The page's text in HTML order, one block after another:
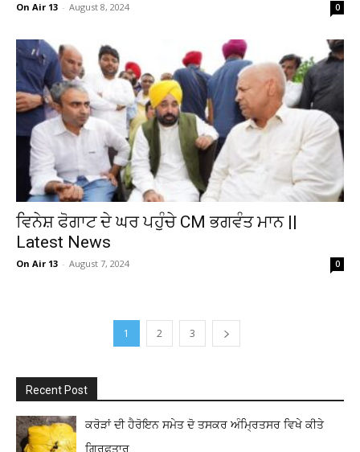
On Air 13 - August 8, 2024 0
ਵਿਨੇਸ਼ ਫੋਗਾਟ ਦੇ ਘਰ ਪਹੁੰਚੇ CM ਭਗਵੰਤ ਮਾਨ ||
Latest News
On Air 13 - August 7, 2024 0
1 2 3
Recent Post
ਕਰੋੜਾਂ ਦੀ ਹੈਰੋਇਨ ਸਮੇਤ ਦੋ ਤਸਕਰ ਅੰਮ੍ਰਿਤਸਰ ਵਿਖੇ ਕੀਤੇ
ਗ੍ਰਿਫ਼ਤਾਰ